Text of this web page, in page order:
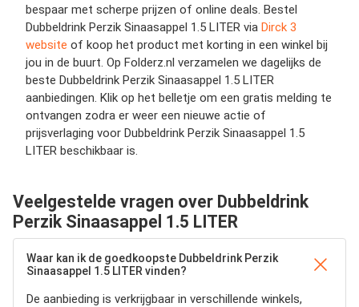
bespaar met scherpe prijzen of online deals. Bestel
Dubbeldrink Perzik Sinaasappel 1.5 LITER via Dirck 3
website of koop het product met korting in een winkel bij
jou in de buurt. Op Folderz.nl verzamelen we dagelijks de
beste Dubbeldrink Perzik Sinaasappel 1.5 LITER
aanbiedingen. Klik op het belletje om een gratis melding te
ontvangen zodra er weer een nieuwe actie of
prijsverlaging voor Dubbeldrink Perzik Sinaasappel 1.5
LITER beschikbaar is.
Veelgestelde vragen over Dubbeldrink
Perzik Sinaasappel 1.5 LITER
Waar kan ik de goedkoopste Dubbeldrink Perzik
Sinaasappel 1.5 LITER vinden?
De aanbieding is verkrijgbaar in verschillende winkels,